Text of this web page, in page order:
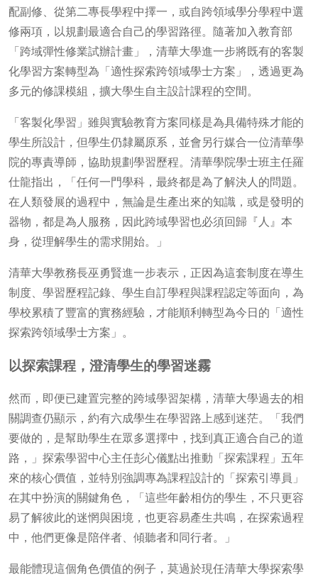
配副修、從第二專長學程中擇一，或自跨領域學分學程中選
修兩項，以規劃最適合自己的學習路徑。隨著加入教育部
「跨域彈性修業試辦計畫」，清華大學進一步將既有的客製
化學習方案轉型為「適性探索跨領域學士方案」，透過更為
多元的修課模組，擴大學生自主設計課程的空間。
「客製化學習」雖與實驗教育方案同樣是為具備特殊才能的
學生所設計，但學生仍隸屬原系，並會另行媒合一位清華學
院的專責導師，協助規劃學習歷程。清華學院學士班主任羅
仕龍指出，「任何一門學科，最終都是為了解決人的問題。
在人類發展的過程中，無論是生產出來的知識，或是發明的
器物，都是為人服務，因此跨域學習也必須回歸『人』本
身，從理解學生的需求開始。」
清華大學教務長巫勇賢進一步表示，正因為這套制度在導生
制度、學習歷程記錄、學生自訂學程與課程認定等面向，為
學校累積了豐富的實務經驗，才能順利轉型為今日的「適性
探索跨領域學士方案」。
以探索課程，澄清學生的學習迷霧
然而，即便已建置完整的跨域學習架構，清華大學過去的相
關調查仍顯示，約有六成學生在學習路上感到迷茫。「我們
要做的，是幫助學生在眾多選擇中，找到真正適合自己的道
路，」探索學習中心主任彭心儀點出推動「探索課程」五年
來的核心價值，並特別強調專為課程設計的「探索引導員」
在其中扮演的關鍵角色，「這些年齡相仿的學生，不只更容
易了解彼此的迷惘與困境，也更容易產生共鳴，在探索過程
中，他們更像是陪伴者、傾聽者和同行者。」
最能體現這個角色價值的例子，莫過於現任清華大學探索學